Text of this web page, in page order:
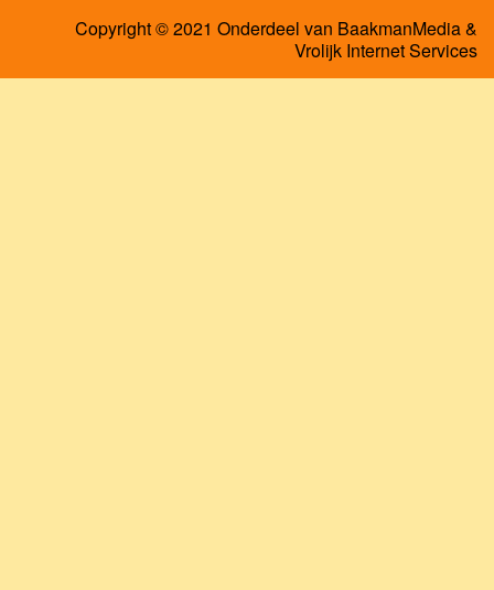
Copyright © 2021 Onderdeel van BaakmanMedia&
Vrolijk Internet Services